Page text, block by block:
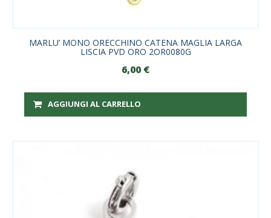
MARLU’ MONO ORECCHINO CATENA MAGLIA LARGA
LISCIA PVD ORO 2OR0080G
6,00 €
AGGIUNGI AL CARRELLO